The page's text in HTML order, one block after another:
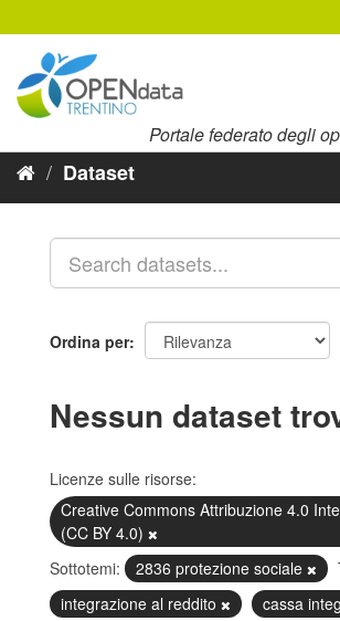
al
contenuto
Portale federato degli
Dataset
Ordina per
Nessun dataset
Licenze sulle risorse:
Creative Commons Attribuzione 4.0
(CC BY 4.0)
Sottotemi:
2836 protezione sociale
integrazione al reddito
cassa